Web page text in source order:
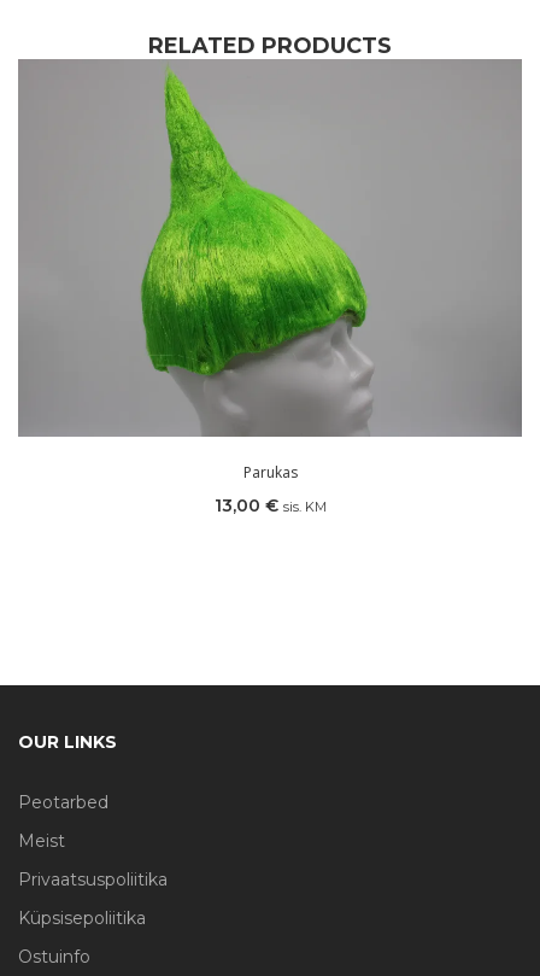
RELATED PRODUCTS
Parukas
13,00 € sis. KM
OUR LINKS
Peotarbed
Meist
Privaatsuspoliitika
Küpsisepoliitika
Ostuinfo